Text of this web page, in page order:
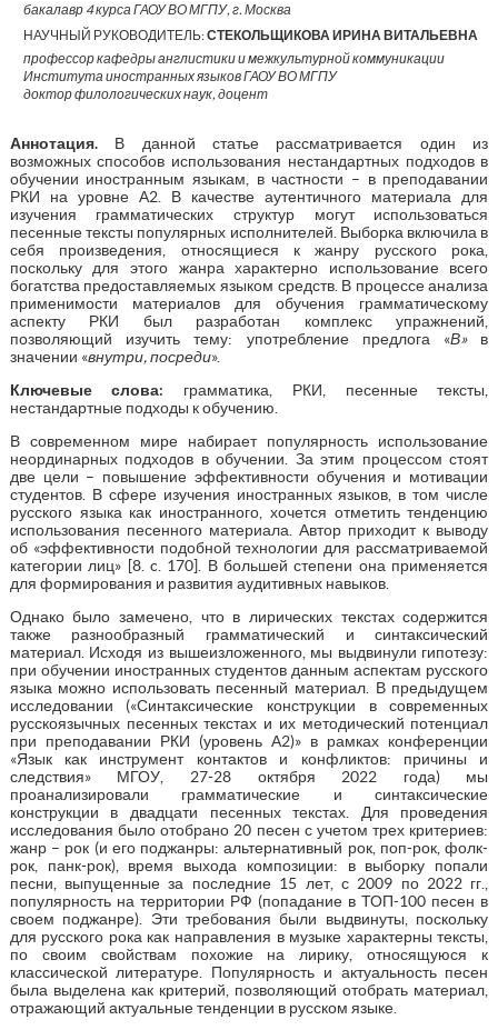
бакалавр 4 курса ГАОУ ВО МГПУ, г. Москва
НАУЧНЫЙ РУКОВОДИТЕЛЬ:СТЕКОЛЬЩИКОВА ИРИНА ВИТАЛЬЕВНА
профессор кафедры англистики и межкультурной коммуникации
Института иностранных языков ГАОУ ВО МГПУ
доктор филологических наук, доцент
Аннотация.В данной статье рассматривается один из
возможных способов использования нестандартных подходов в
обучении иностранным языкам, в частности – в преподавании
РКИ на уровне А2. В качестве аутентичного материала для
изучения грамматических структур могут использоваться
песенные тексты популярных исполнителей. Выборка включила в
себя произведения, относящиеся к жанру русского рока,
поскольку для этого жанра характерно использование всего
богатства предоставляемых языком средств. В процессе анализа
применимости материалов для обучения грамматическому
аспекту РКИ был разработан комплекс упражнений,
позволяющий изучить тему: употребление предлога «В»в
значении «внутри, посреди».
Ключевые слова: грамматика, РКИ, песенные тексты,
нестандартные подходы к обучению.
В современном мире набирает популярность использование
неординарных подходов в обучении. За этим процессом стоят
две цели – повышение эффективности обучения и мотивации
студентов. В сфере изучения иностранных языков, в том числе
русского языка как иностранного, хочется отметить тенденцию
использования песенного материала. Автор приходит к выводу
об «эффективности подобной технологии для рассматриваемой
категории лиц» [8. c. 170]. В большей степени она применяется
для формирования и развития аудитивных навыков.
Однако было замечено, что в лирических текстах содержится
также разнообразный грамматический и синтаксический
материал. Исходя из вышеизложенного, мы выдвинули гипотезу:
при обучении иностранных студентов данным аспектам русского
языка можно использовать песенный материал. В предыдущем
исследовании («Синтаксические конструкции в современных
русскоязычных песенных текстах и их методический потенциал
при преподавании РКИ (уровень А2)» в рамках конференции
«Язык как инструмент контактов и конфликтов: причины и
следствия» МГОУ, 27-28 октября 2022 года) мы
проанализировали грамматические и синтаксические
конструкции в двадцати песенных текстах. Для проведения
исследования было отобрано 20 песен с учетом трех критериев:
жанр – рок (и его поджанры: альтернативный рок, поп-рок, фолк-
рок, панк-рок), время выхода композиции: в выборку попали
песни, выпущенные за последние 15 лет, с 2009 по 2022 гг.,
популярность на территории РФ (попадание в ТОП-100 песен в
своем поджанре). Эти требования были выдвинуты, поскольку
для русского рока как направления в музыке характерны тексты,
по своим свойствам похожие на лирику, относящуюся к
классической литературе. Популярность и актуальность песен
была выделена как критерий, позволяющий отобрать материал,
отражающий актуальные тенденции в русском языке.